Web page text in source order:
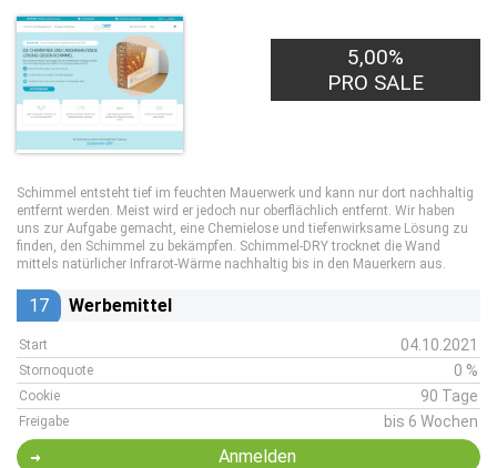
5,00%
PRO SALE
Schimmel entsteht tief im feuchten Mauerwerk und kann nur dort nachhaltig
entfernt werden. Meist wird er jedoch nur oberflächlich entfernt. Wir haben
uns zur Aufgabe gemacht, eine Chemielose und tiefenwirksame Lösung zu
finden, den Schimmel zu bekämpfen. Schimmel-DRY trocknet die Wand
mittels natürlicher Infrarot-Wärme nachhaltig bis in den Mauerkern aus.
17 Werbemittel
Start 04.10.2021
Stornoquote 0 %
Cookie 90 Tage
Freigabe bis 6 Wochen
Anmelden